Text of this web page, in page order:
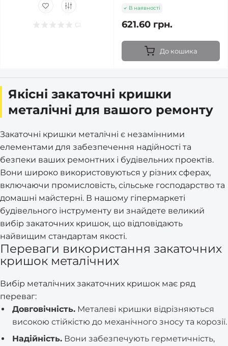
В наявності
621.60 грн.
До кошика
Якісні закаточні кришки
металічні для вашого ремонту
Закаточні кришки металічні є незамінними
елементами для забезпечення надійності та
безпеки ваших ремонтних і будівельних проектів.
Вони широко використовуються у різних сферах,
включаючи промисловість, сільське господарство та
домашні майстерні. В нашому гіпермаркеті
будівельного інструменту ви знайдете великий
вибір закаточних кришок, що відповідають
найвищим стандартам якості.
Переваги використання закаточних
кришок металічних
Вибір металічних закаточних кришок має ряд
переваг:
Довговічність. Металеві кришки відрізняються
високою стійкістю до механічного зносу та корозії.
Надійність. Вони забезпечують герметичність,